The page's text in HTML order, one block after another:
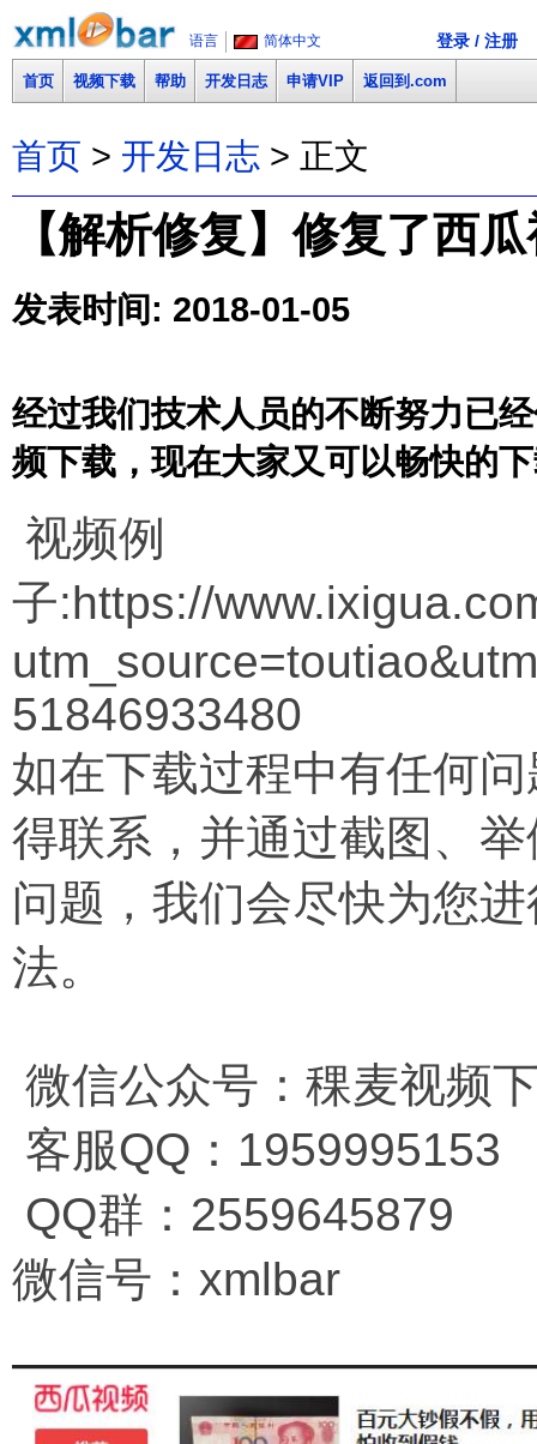
语言 简体中文 登录 / 注册
首页 视频下载 帮助 开发日志 申请VIP 返回到.com
首页 > 开发日志 > 正文
【解析修复】修复了西
发表时间: 2018-01-05
经过我们技术人员的不断努力已
频下载，现在大家又可以畅快的
视频例
子:https://
51846933480
如在下载过程中有任何
得联系，并通过截图、
问题，我们会尽快为您
法。
微信公众号：稞麦视频
客服QQ：1959995153
QQ群：2559645879
微信号：xmlbar